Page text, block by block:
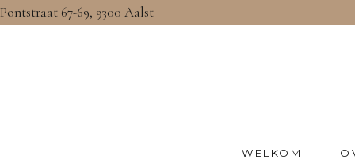
Pontstraat 67-69, 9300 Aalst
WELKOM